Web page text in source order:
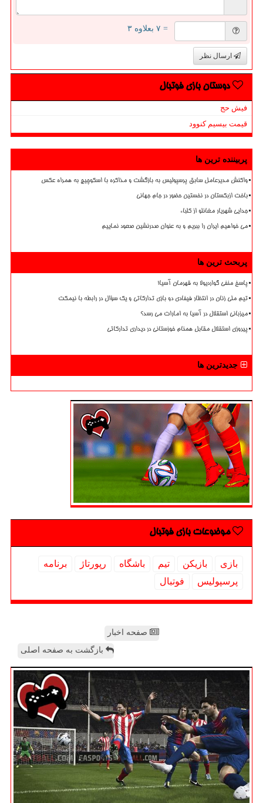
= ۷ بعلاوه ۳
ارسال نظر
دوستان بازی فوتبال
فیش حج
قیمت بیسیم کنوود
پربیننده ترین ها
واکنش مدیرعامل سابق پرسپولیس به بازگشت و مذاکره با اسکوچیچ به همراه عکس
باخت ازبکستان در نخستین حضور در جام جهانی
جدایی شهریار مغانلو از کلباء
می خواهیم ایران را ببریم و به عنوان صدرنشین صعود نماییم
پربحث ترین ها
پاسخ منفی گواردیولا به قهرمان آسیا!
تیم ملی زنان در انتظار فیفادی دو بازی تدارکاتی و یک سؤال در رابطه با نیمکت
میزبانی استقلال در آسیا به امارات می رسد؟
پیروزی استقلال مقابل همنام خوزستانی در دیداری تدارکاتی
جدیدترین ها
موضوعات بازی فوتبال
بازی بازیكن تیم باشگاه رپورتاژ
برنامه
پرسپولیس
فوتبال
صفحه اخبار
بازگشت به صفحه اصلی